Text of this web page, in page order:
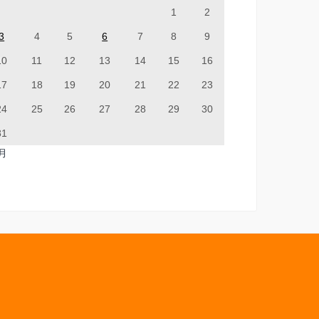
1 2
4 5 6 7 8 9
11 12 13 14 15 16
18 19 20 21 22 23
25 26 27 28 29 30